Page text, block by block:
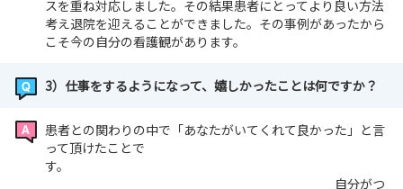
スを重ね対応しました。その結果患者にとってより良い方法
考え退院を迎えることができました。その事例があったから
こそ今の自分の看護観があります。
3）仕事をするようになって、嬉しかったことは何ですか？
患者との関わりの中で「あなたがいてくれて良かった」と言
って頂けたことで
す。
自分がつ